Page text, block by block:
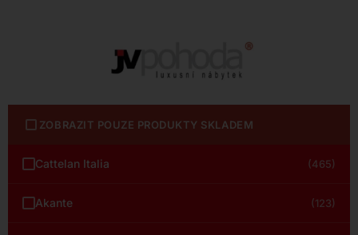
ZOBRAZIT POUZE PRODUKTY SKLADEM
Cattelan Italia (465)
Akante (123)